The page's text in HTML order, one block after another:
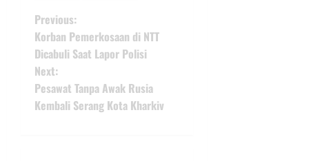
Previous:
Korban Pemerkosaan di NTT
Dicabuli Saat Lapor Polisi
Next:
Pesawat Tanpa Awak Rusia
Kembali Serang Kota Kharkiv